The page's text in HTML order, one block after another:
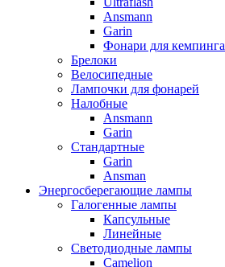
Ansmann
Garin
Фонари для кемпинга
Брелоки
Велосипедные
Лампочки для фонарей
Налобные
Ansmann
Garin
Стандартные
Garin
Ansman
Энергосберегающие лампы
Галогенные лампы
Капсульные
Линейные
Светодиодные лампы
Camelion